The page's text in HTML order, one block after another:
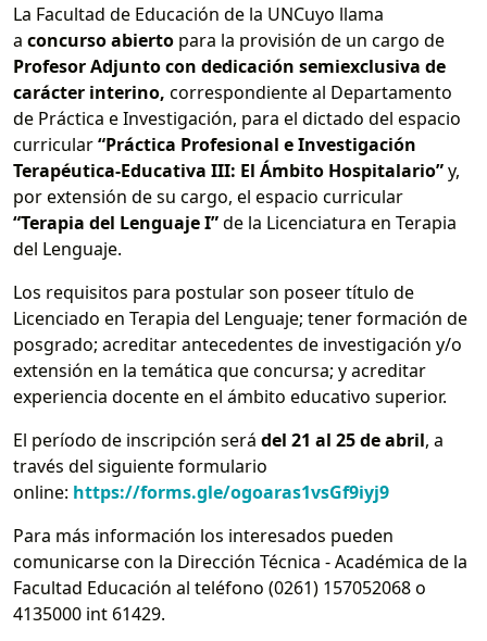
La Facultad de Educación de la UNCuyo llama
a concurso abierto para la provisión de un cargo de
Profesor Adjunto con dedicación semiexclusiva de
carácter interino, correspondiente al Departamento
de Práctica e Investigación, para el dictado del espacio
curricular“Práctica Profesional e Investigación
Terapéutica-Educativa III: El Ámbito Hospitalario”y,
por extensión de su cargo, el espacio curricular
“Terapia del Lenguaje I”de la Licenciatura en Terapia
del Lenguaje.
Los requisitos para postular son poseer título de
Licenciado en Terapia del Lenguaje; tener formación de
posgrado; acreditar antecedentes de investigación y/o
extensión en la temática que concursa; y acreditar
experiencia docente en el ámbito educativo superior.
El período de inscripción será del 21 al 25 de abril, a
través del siguiente formulario
online: https://forms.gle/ogoaras1vsGf9iyj9
Para más información los interesados pueden
comunicarse con la Dirección Técnica - Académica de la
Facultad Educación al teléfono (0261) 157052068 o
4135000 int 61429.